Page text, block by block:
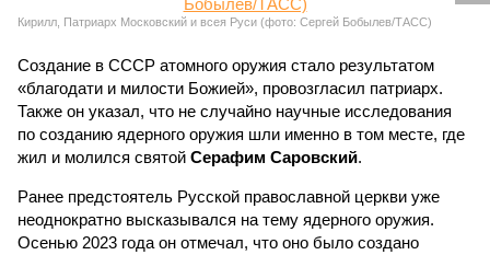
Кирилл, Патриарх Московский и всея Руси (фото: Сергей Бобылев/ТАСС)
Создание в СССР атомного оружия стало результатом
«благодати и милости Божией», провозгласил патриарх.
Также он указал, что не случайно научные исследования
по созданию ядерного оружия шли именно в том месте, где
жил и молился святой Серафим Саровский.
Ранее предстоятель Русской православной церкви уже
неоднократно высказывался на тему ядерного оружия.
Осенью 2023 года он отмечал, что оно было создано